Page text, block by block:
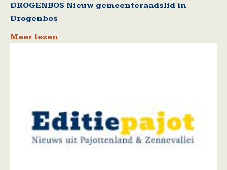
DROGENBOS Nieuw gemeenteraadslid in
Drogenbos
Meer lezen